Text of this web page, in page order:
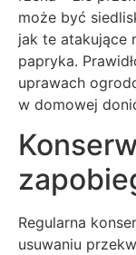
może być
jak te atakujące
papryka.
uprawach
w domowej
Regularna
usuwaniu